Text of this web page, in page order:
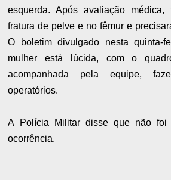
esquerda. Após avaliação médica,
fratura de pelve e no fêmur e
O boletim divulgado nesta quinta-
mulher está lúcida, com o
acompanhada pela equipe,
operatórios.
A Polícia Militar disse que não foi
ocorrência.